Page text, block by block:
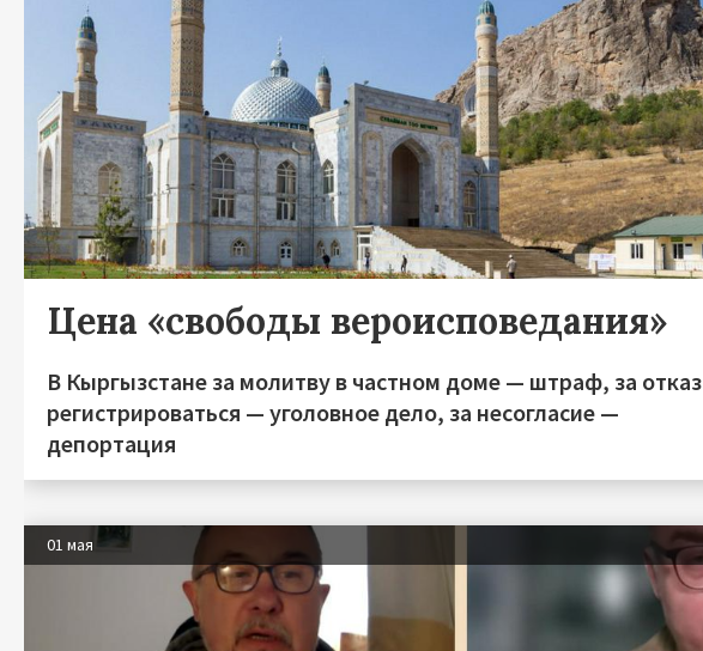
Цена «свободы вероисповедания»
В Кыргызстане за молитву в частном доме — штраф, за отказ
регистрироваться — уголовное дело, за несогласие —
депортация
01 мая